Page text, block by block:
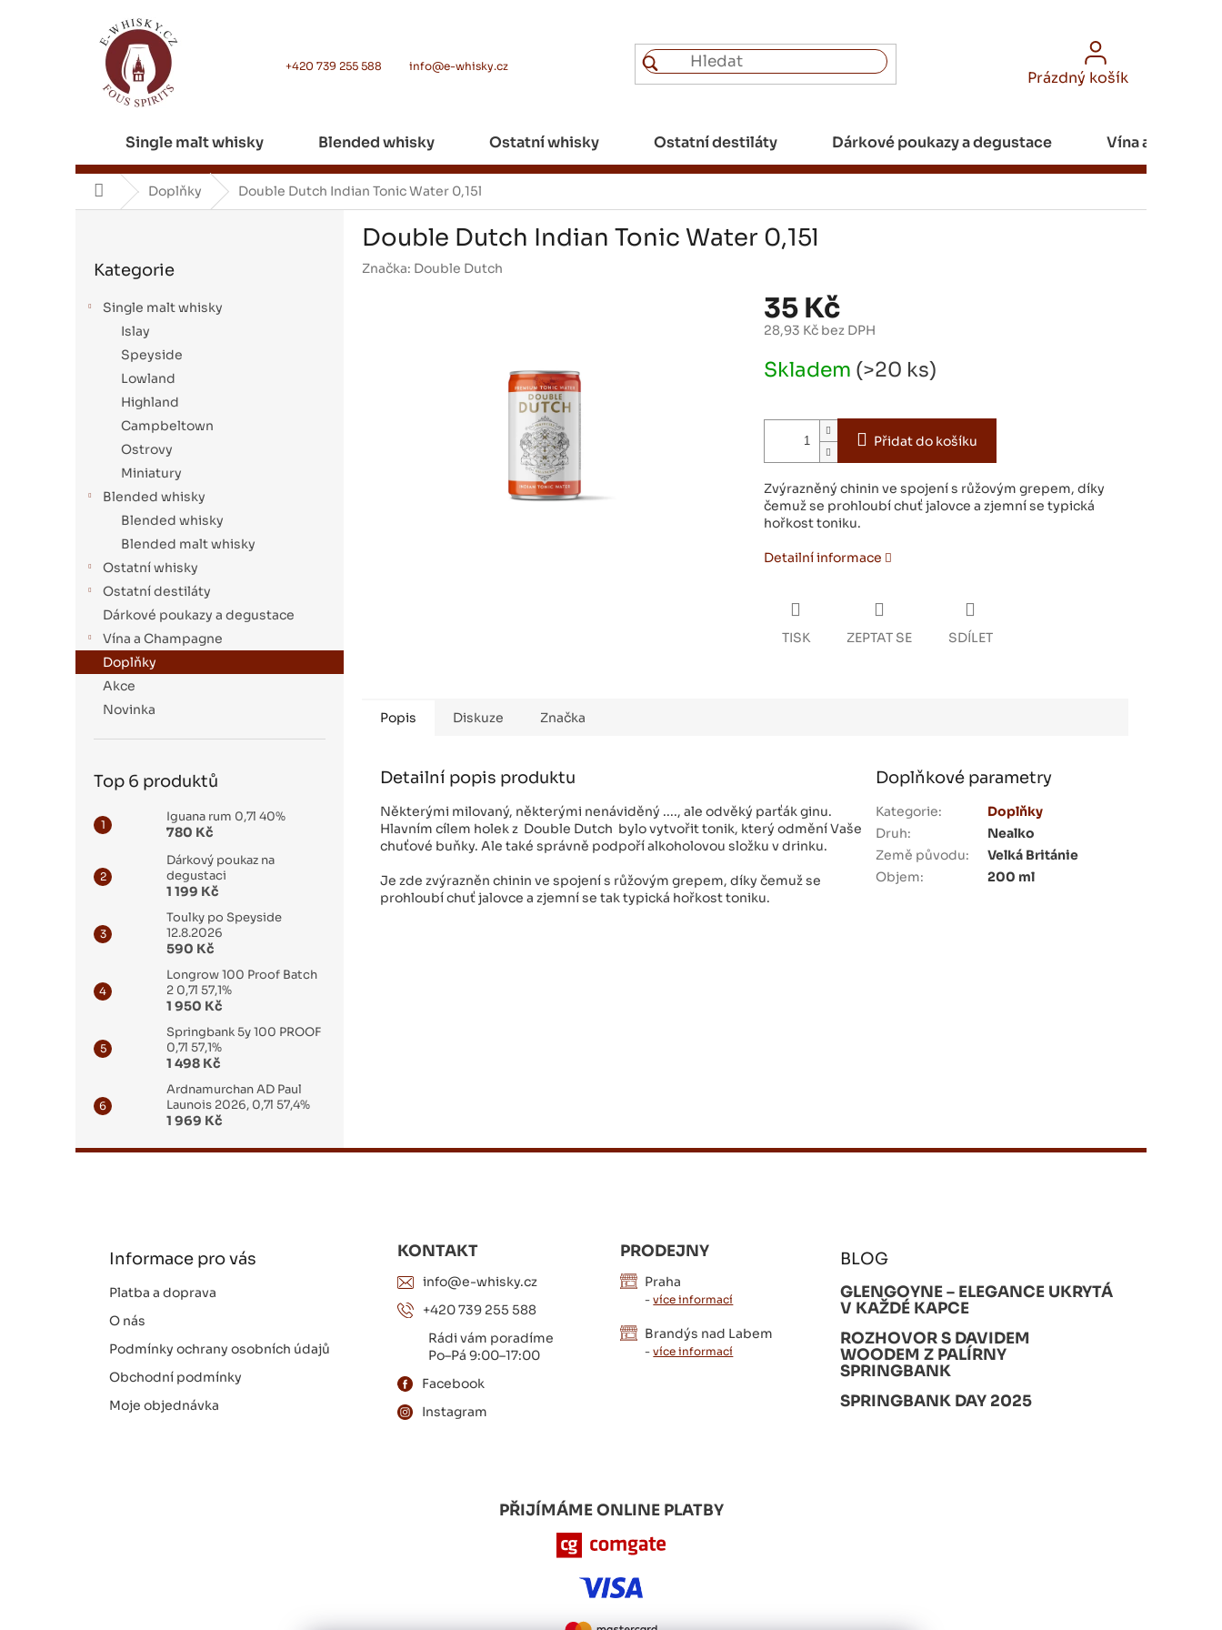
+420 739 255 588 info@e-whisky.cz
NÁKUPNÍ
Prázdný košík
Single malt whisky Blended whisky Ostatní whisky Ostatní destiláty Dárkové poukazy a degustace Vína a
DomůDoplňky Double Dutch Indian Tonic Water 0,15l
kategorie
Kategorie
Single malt whisky
Islay
Speyside
Lowland
Highland
Campbeltown
Ostrovy
Miniatury
Blended whisky
Blended whisky
Blended malt whisky
Ostatní whisky
Ostatní destiláty
Dárkové poukazy a degustace
Vína a Champagne
Doplňky
Akce
Novinka
Top 6 produktů
Iguana rum 0,7l 40%
780 Kč
Dárkový poukaz na
degustaci
1 199 Kč
Toulky po Speyside
12.8.2026
590 Kč
Longrow 100 Proof Batch
2 0,7l 57,1%
1 950 Kč
Springbank 5y 100 PROOF
0,7l 57,1%
1 498 Kč
Ardnamurchan AD Paul
Launois 2026, 0,7l 57,4%
1 969 Kč
Double Dutch Indian Tonic Water 0,15l
Značka: Double Dutch
35 Kč
28,93 Kč bez DPH
cena:
Skladem (>20 ks)
Přidat do košíku
Zvýrazněný chinin ve spojení s růžovým grepem, díky
čemuž se prohloubí chuť jalovce a zjemní se typická
hořkost toniku.
Detailní informace
TISK ZEPTAT SE SDÍLET
Popis Diskuze Značka
Detailní popis produktu
Některými milovaný, některými nenáviděný ...., ale odvěký parťák ginu.
Hlavním cílem holek z Double Dutch bylo vytvořit tonik, který odmění Vaše
chuťové buňky. Ale také správně podpoří alkoholovou složku v drinku.
Je zde zvýrazněn chinin ve spojení s růžovým grepem, díky čemuž se
prohloubí chuť jalovce a zjemní se tak typická hořkost toniku.
Doplňkové parametry
Kategorie:
Doplňky
Druh:
Nealko
Země původu:
Velká Británie
Objem: 200 ml
Informace pro vás
Platba a doprava
O nás
Podmínky ochrany osobních údajů
Obchodní podmínky
Moje objednávka
KONTAKT
info@e-whisky.cz
+420 739 255 588
Rádi vám poradíme
Po–Pá 9:00–17:00
Facebook
Instagram
PRODEJNY
Praha
-více informací
Brandýs nad Labem
-více informací
BLOG
GLENGOYNE – ELEGANCE UKRYTÁ
V KAŽDÉ KAPCE
ROZHOVOR S DAVIDEM
WOODEM Z PALÍRNY
SPRINGBANK
SPRINGBANK DAY 2025
PŘIJÍMÁME ONLINE PLATBY